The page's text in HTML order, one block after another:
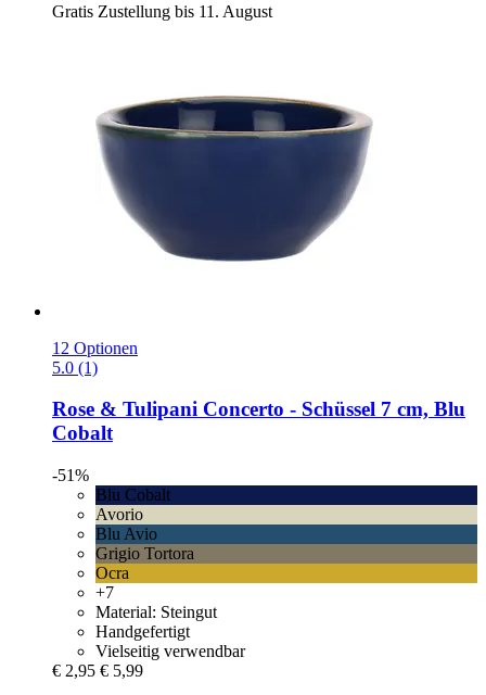
Gratis Zustellung bis 11. August
12 Optionen
5.0 (1)
Rose & Tulipani Concerto -​ Schüssel 7 cm, Blu
Cobalt
-51%
Blu Cobalt
Avorio
Blu Avio
Grigio Tortora
Ocra
+7
Material: Steingut
Handgefertigt
Vielseitig verwendbar
€ 2,95 € 5,99